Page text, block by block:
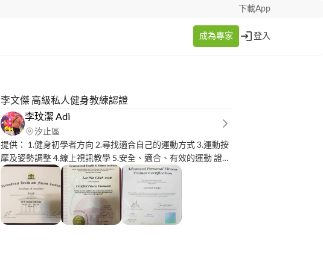
下載App
成為專家 登入
李文傑 高級私人健身教練認證
李玟潔 Adi
汐止區
提供： 1.健身初學者方向 2.尋找適合自己的運動方式 3.運動按
摩及姿勢調整 4.線上視訊教學 5.安全、適合、有效的運動 證
照： Aasfp 高級私人教練 IHFI 體適能教練 IKFF 國際壺鈴初級
指導員 VIPR專業指導員 RTF 基礎復健訓練師 經歷： KAT深層
運動按摩研習 IHFI 高強度間歇訓練課程研習 IHFI 週期化課程
訓練研習 Aasfp 腰背康復後訓練研習 代謝型龐德運動飲食研習
大型連鎖健身房健身教練